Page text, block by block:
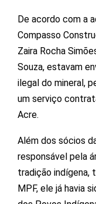
De acordo com a
Compasso
Zaira Rocha
Souza, estavam
ilegal do mineral,
um serviço
Acre.
Além dos sócios
responsável pela
tradição indígena,
MPF, ele já havia